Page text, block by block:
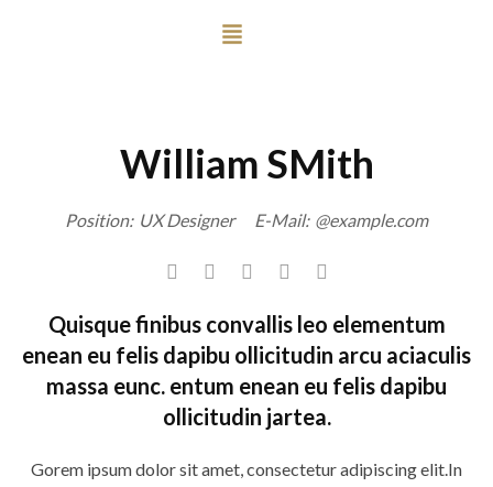
William SMith
Position: UX Designer E-Mail: @example.com
Quisque finibus convallis leo elementum
enean eu felis dapibu ollicitudin arcu aciaculis
massa eunc. entum enean eu felis dapibu
ollicitudin jartea.
Gorem ipsum dolor sit amet, consectetur adipiscing elit.In